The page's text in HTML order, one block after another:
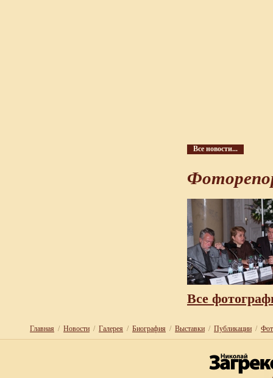
Все новости...
Все
Главная / Новости / Галерея / Биография / Выставки / Публикации /